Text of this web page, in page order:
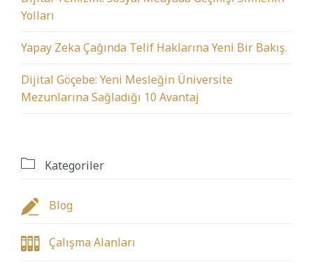
Yolları
Yapay Zeka Çağında Telif Haklarına Yeni Bir Bakış.
Dijital Göçebe: Yeni Mesleğin Üniversite
Mezunlarına Sağladığı 10 Avantaj
 Kategoriler
 Blog
 Çalışma Alanları